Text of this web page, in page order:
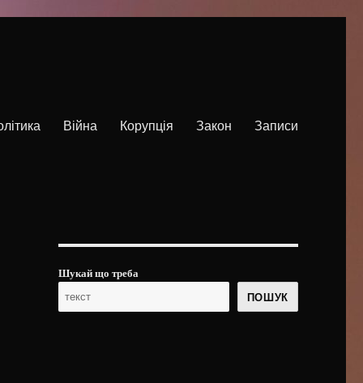
Війна Корупція Закон Записи
Шукай що треба
ПОШУК